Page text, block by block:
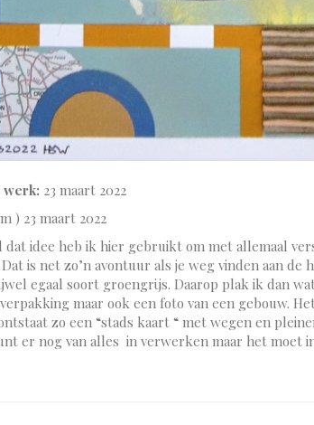
werk: 23 maart 2022
) 23 maart 2022
idee heb ik hier gebruikt om met allemaal
is net zo’n avontuur als je weg vinden aan
egaal soort groengrijs. Daarop plak ik dan
maar ook een foto van een gebouw.
zo een “stads kaart “ met wegen en
er nog van alles in verwerken maar het moet